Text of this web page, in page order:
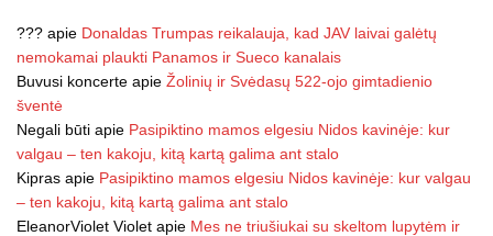
??? apie Donaldas Trumpas reikalauja, kad JAV laivai galėtų
nemokamai plaukti Panamos ir Sueco kanalais
Buvusi koncerte apie Žolinių ir Svėdasų 522-ojo gimtadienio
šventė
Negali būti apie Pasipiktino mamos elgesiu Nidos kavinėje: kur
valgau – ten kakoju, kitą kartą galima ant stalo
Kipras apie Pasipiktino mamos elgesiu Nidos kavinėje: kur valgau
– ten kakoju, kitą kartą galima ant stalo
EleanorViolet Violet apie Mes ne triušiukai su skeltom lupytėm ir